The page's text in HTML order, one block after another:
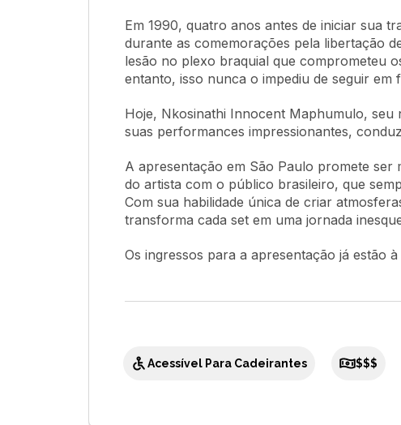
Em 1990, quatro anos antes de iniciar sua
durante as comemorações pela libertação
lesão no plexo braquial que comprometeu
entanto, isso nunca o impediu de seguir em
Hoje, Nkosinathi Innocent Maphumulo,
suas performances impressionantes,
A apresentação em São Paulo promete
do artista com o público brasileiro, que
Com sua habilidade única de criar
transforma cada set em uma jornada
Os ingressos para a apresentação já estão à
Acessível Para Cadeirantes $$$